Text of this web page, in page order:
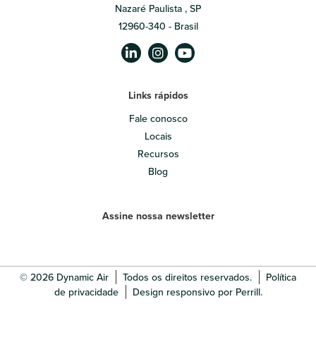
Nazaré Paulista , SP
12960-340 - Brasil
Links rápidos
Fale conosco
Locais
Recursos
Blog
Assine nossa newsletter
© 2026 Dynamic Air Todos os direitos reservados.
Política
de privacidade
Design responsivo por Perrill.